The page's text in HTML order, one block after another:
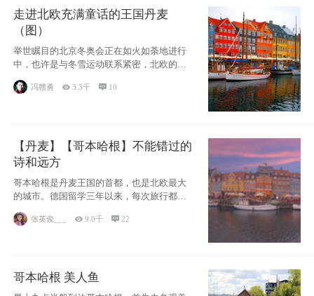
走进北欧充满童话的王国丹麦
（图）
举世瞩目的北京冬奥会正在如火如荼地进行
中，也许是与冬雪运动联系紧密，北欧的一
些国家因
冯赣勇 3.3千  10
【丹麦】【哥本哈根】不能错过的
诗和远方
哥本哈根是丹麦王国的首都，也是北欧最大
的城市。德国留学三年以来，每次旅行都是
张英俊___ 9.0千 22
哥本哈根 美人鱼